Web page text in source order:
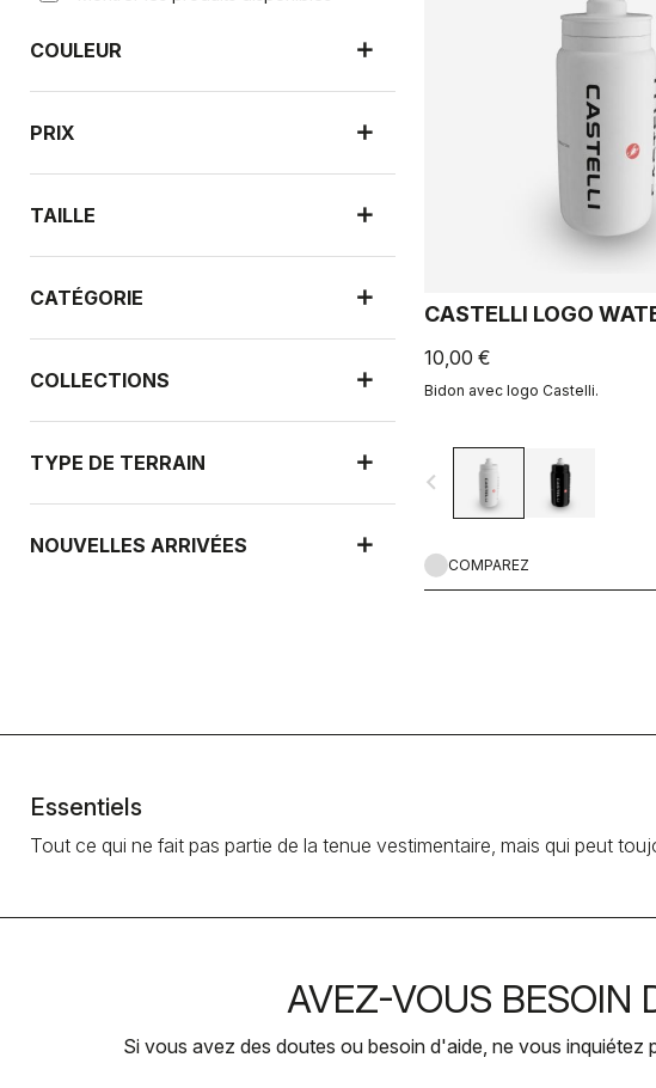
COULEUR
PRIX
TAILLE
CATÉGORIE
COLLECTIONS
TYPE DE TERRAIN
NOUVELLES ARRIVÉES
CASTELLI LOGO
10,00 €
Bidon avec logo Castelli.
navigate_before
COMPAREZ
Essentiels
Tout ce qui ne fait pas partie de la tenue vestimentaire, mais qui peut
AVEZ-VOUS BESOIN
Si vous avez des doutes ou besoin d'aide, ne vous inquiétez